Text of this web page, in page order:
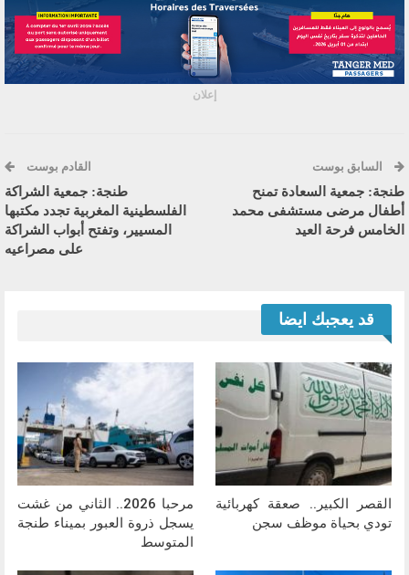
إعلان
السابق بوست
طنجة: جمعية السعادة تمنح
أطفال مرضى مستشفى محمد
الخامس فرحة العيد
القادم بوست
طنجة: جمعية الشراكة
الفلسطينية المغربية تجدد مكتبها
المسيير، وتفتح أبواب الشراكة
على مصراعيه
قد يعجبك ايضا
القصر الكبير.. صعقة كهربائية
تودي بحياة موظف سجن
مرحبا 2026.. الثاني من غشت
يسجل ذروة العبور بميناء طنجة
المتوسط